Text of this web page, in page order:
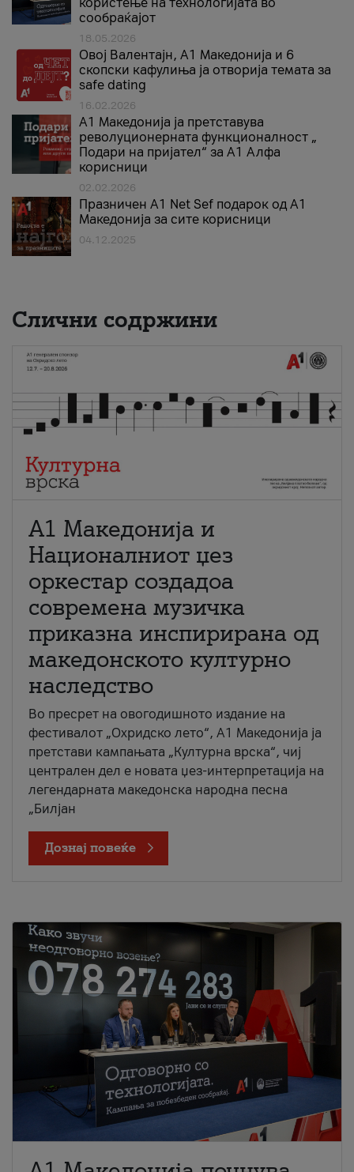
сообраќајот
18.05.2026
Овој Валентајн, A1 Македонија и 6
скопски кафулиња ја отворија темата за
safe dating
16.02.2026
А1 Македонија ја претставува
револуционерната функционалност „
Подари на пријател“ за А1 Алфа
корисници
02.02.2026
Празничен A1 Net Sеf подарок од А1
Македонија за сите корисници
04.12.2025
Слични содржини
А1 Македонија и
Националниот џез
оркестар создадоа
современа музичка
приказна инспирирана од
македонското културно
наследство
Во пресрет на овогодишното издание на
фестивалот „Охридско лето“, А1 Македонија ја
претстави кампањата „Културна врска“, чиј
централен дел е новата џез-интерпретација на
легендарната македонска народна песна
„Билјан
Дознај повеќе